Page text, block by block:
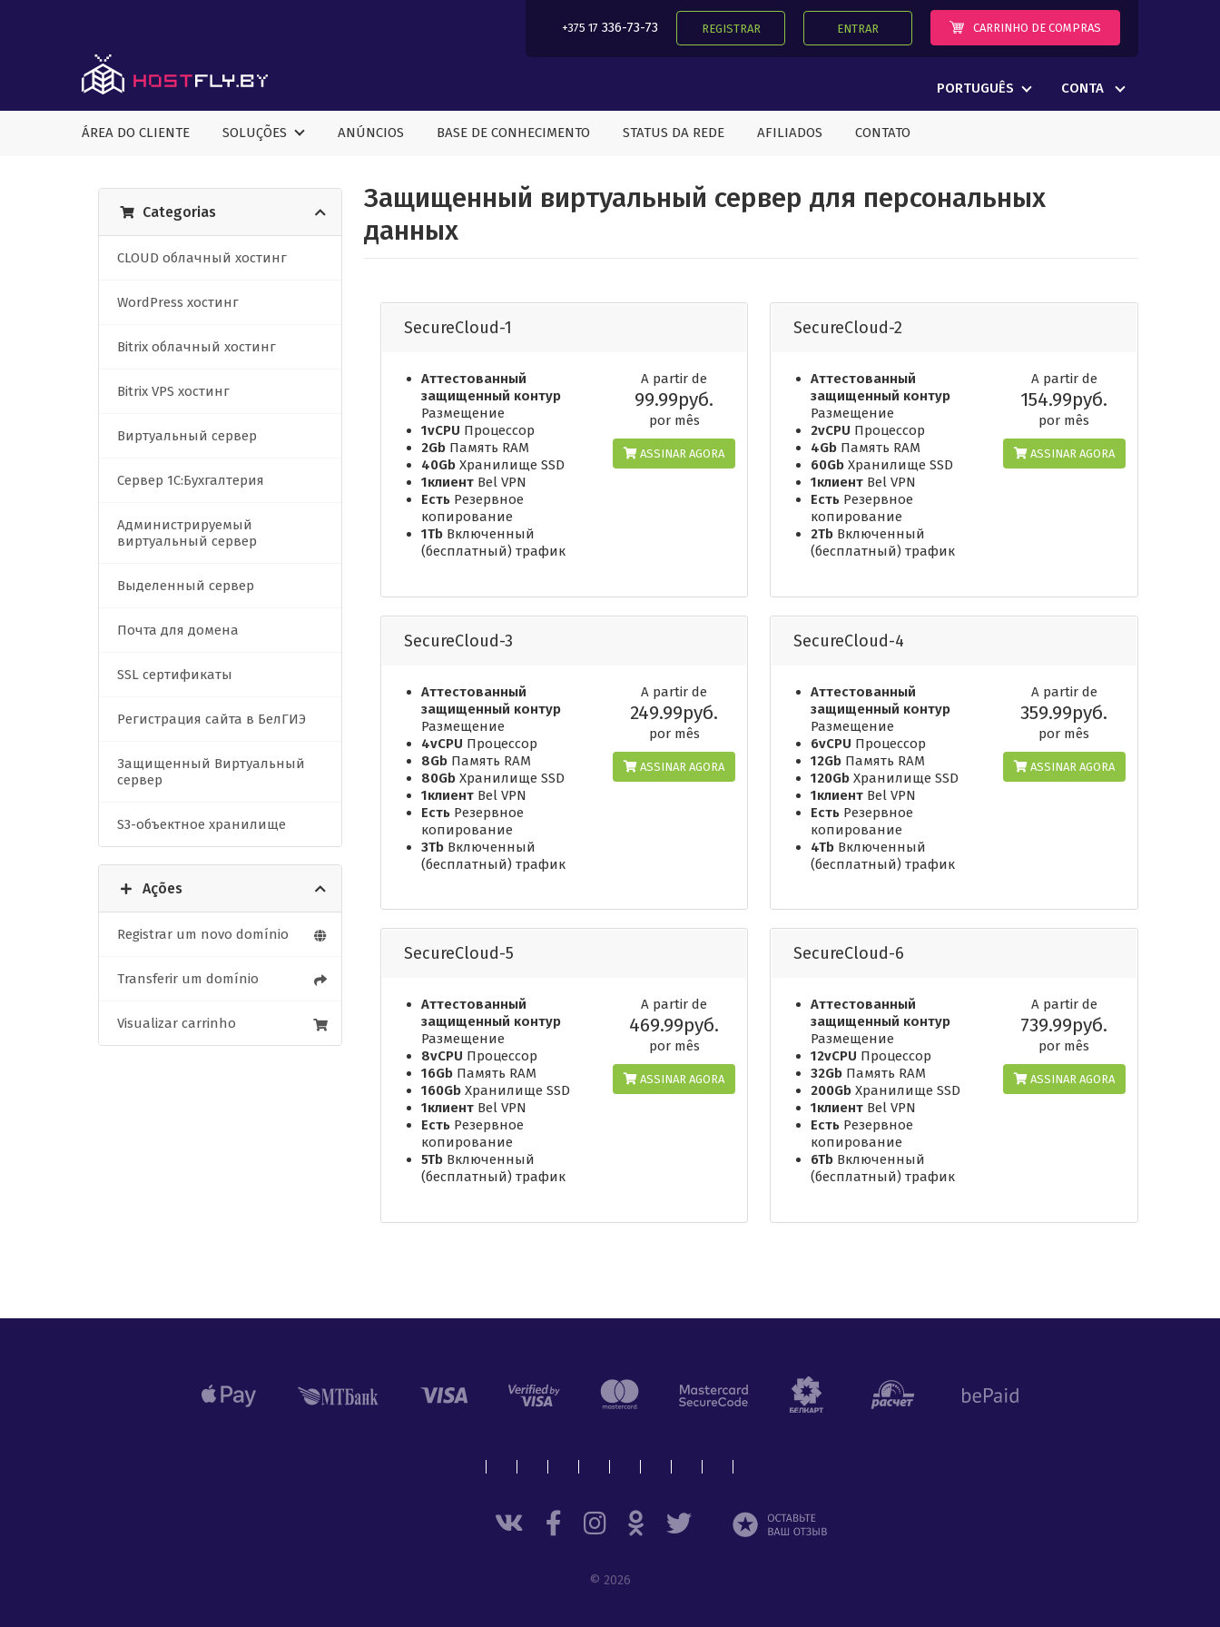
+375 17 336-73-73 REGISTRAR ENTRAR CARRINHO DE COMPRAS
PORTUGUÊS CONTA
ÁREA DO CLIENTE SOLUÇÕES ANÚNCIOS BASE DE CONHECIMENTO STATUS DA REDE AFILIADOS CONTATO
Защищенный виртуальный сервер для персональных
данных
Categorias
CLOUD облачный хостинг
WordPress хостинг
Bitrix облачный хостинг
Bitrix VPS хостинг
Виртуальный сервер
Сервер 1C:Бухгалтерия
Администрируемый
виртуальный сервер
Выделенный сервер
Почта для домена
SSL сертификаты
Регистрация сайта в БелГИЭ
Защищенный Виртуальный
сервер
S3-объектное хранилище
Ações
Registrar um novo domínio
Transferir um domínio
Visualizar carrinho
SecureCloud-1
Аттестованный
защищенный контур
Размещение
1vCPU Процессор
2GbПамять RAM
40GbХранилище SSD
1клиентBel VPN
ЕстьРезервное
копирование
1TbВключенный
(бесплатный) трафик
A partir de
99.99руб.
por mês
ASSINAR AGORA
SecureCloud-2
Аттестованный
защищенный контур
Размещение
2vCPU Процессор
4Gb Память RAM
60Gb Хранилище SSD
1клиент Bel VPN
Есть Резервное
копирование
2Tb Включенный
(бесплатный) трафик
A partir de
154.99руб.
por mês
ASSINAR AGORA
SecureCloud-3
Аттестованный
защищенный контур
Размещение
4vCPU Процессор
8GbПамять RAM
80GbХранилище SSD
1клиентBel VPN
ЕстьРезервное
копирование
3TbВключенный
(бесплатный) трафик
A partir de
249.99руб.
por mês
ASSINAR AGORA
SecureCloud-4
Аттестованный
защищенный контур
Размещение
6vCPU Процессор
12Gb Память RAM
120Gb Хранилище SSD
1клиент Bel VPN
Есть Резервное
копирование
4Tb Включенный
(бесплатный) трафик
A partir de
359.99руб.
por mês
ASSINAR AGORA
SecureCloud-5
Аттестованный
защищенный контур
Размещение
8vCPU Процессор
16GbПамять RAM
160GbХранилище SSD
1клиентBel VPN
ЕстьРезервное
копирование
5TbВключенный
(бесплатный) трафик
A partir de
469.99руб.
por mês
ASSINAR AGORA
SecureCloud-6
Аттестованный
защищенный контур
Размещение
12vCPU Процессор
32Gb Память RAM
200Gb Хранилище SSD
1клиент Bel VPN
Есть Резервное
копирование
6Tb Включенный
(бесплатный) трафик
A partir de
739.99руб.
por mês
ASSINAR AGORA
© 2026